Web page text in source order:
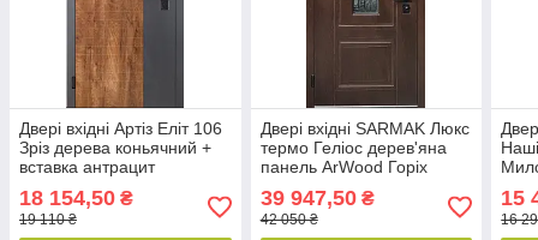
Двері вхідні Артіз Еліт 106
Зріз дерева коньячний +
вставка антрацит
860х2040 мм
18 154,50 ₴
19 110 ₴
Двері вхідні SARMAK Люкс
термо Геліос дерев'яна
панель ArWood Горіх
Світлий / ПВХ зріз дерева
коньячний 860x2040 мм
ліві
39 947,50₴
42 050 ₴
15
16